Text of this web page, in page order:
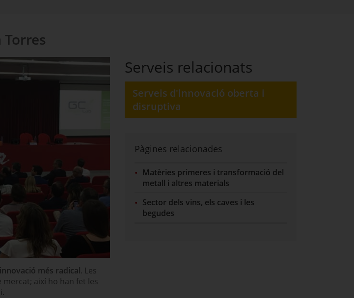
més radical. Les
així ho han fet les
Serveis relacionats
Serveis d'innovació oberta i
disruptiva
Pàgines relacionades
Matèries primeres i transformació del
metall i altres materials
Sector dels vins, els caves i les
begudes